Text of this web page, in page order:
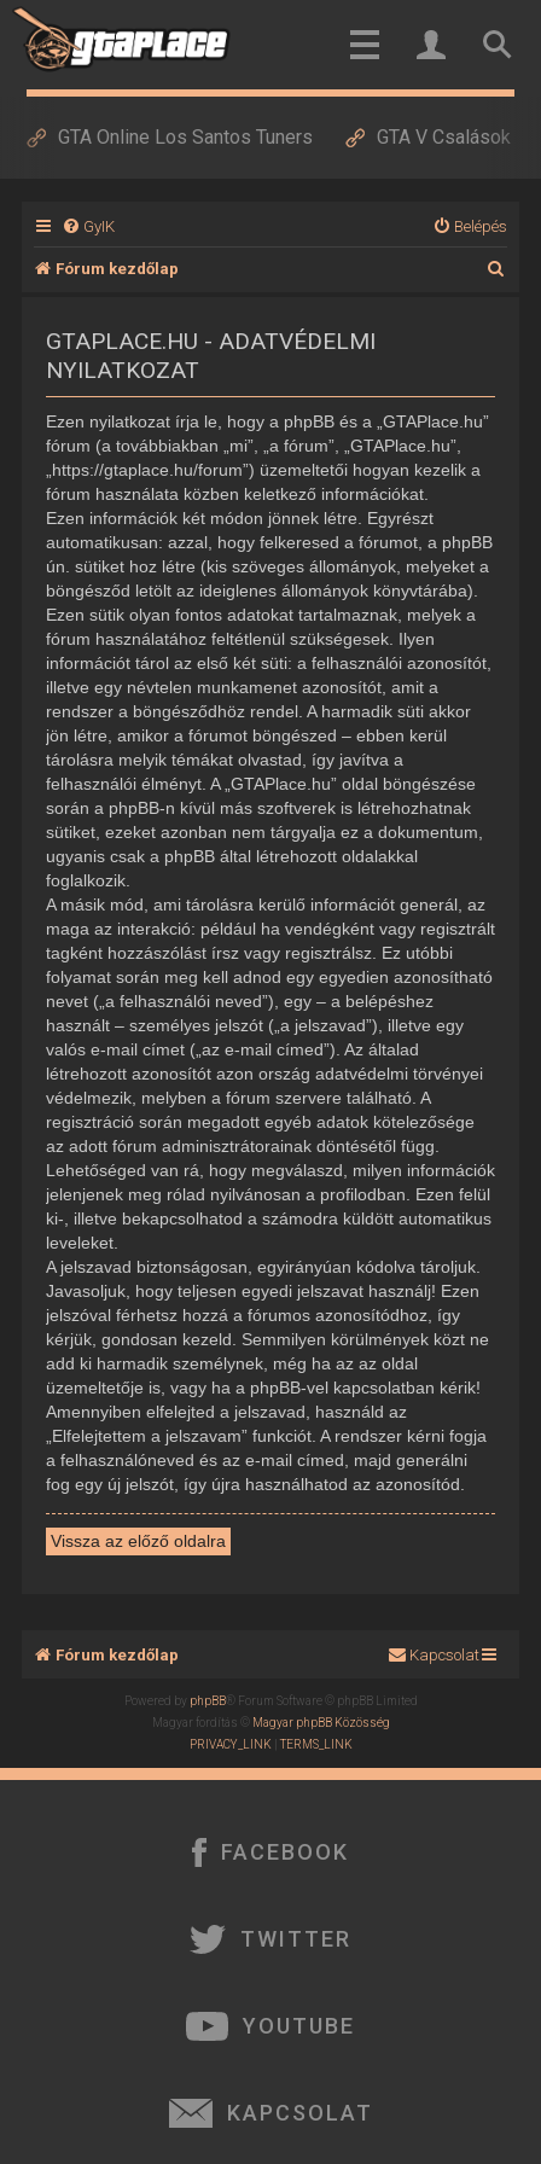
GTA Online Los Santos Tuners GTA V Csalások
GyIK Belépés
Fórum kezdőlap
GTAPLACE.HU - ADATVÉDELMI
NYILATKOZAT
Ezen nyilatkozat írja le, hogy a phpBB és a „GTAPlace.hu”
fórum (a továbbiakban „mi”, „a fórum”, „GTAPlace.hu”,
„https://gtaplace.hu/forum”) üzemeltetői hogyan kezelik a
fórum használata közben keletkező információkat.
Ezen információk két módon jönnek létre. Egyrészt
automatikusan: azzal, hogy felkeresed a fórumot, a phpBB
ún. sütiket hoz létre (kis szöveges állományok, melyeket a
böngésződ letölt az ideiglenes állományok könyvtárába).
Ezen sütik olyan fontos adatokat tartalmaznak, melyek a
fórum használatához feltétlenül szükségesek. Ilyen
információt tárol az első két süti: a felhasználói azonosítót,
illetve egy névtelen munkamenet azonosítót, amit a
rendszer a böngésződhöz rendel. A harmadik süti akkor
jön létre, amikor a fórumot böngészed – ebben kerül
tárolásra melyik témákat olvastad, így javítva a
felhasználói élményt. A „GTAPlace.hu” oldal böngészése
során a phpBB-n kívül más szoftverek is létrehozhatnak
sütiket, ezeket azonban nem tárgyalja ez a dokumentum,
ugyanis csak a phpBB által létrehozott oldalakkal
foglalkozik.
A másik mód, ami tárolásra kerülő információt generál, az
maga az interakció: például ha vendégként vagy regisztrált
tagként hozzászólást írsz vagy regisztrálsz. Ez utóbbi
folyamat során meg kell adnod egy egyedien azonosítható
nevet („a felhasználói neved”), egy – a belépéshez
használt – személyes jelszót („a jelszavad”), illetve egy
valós e-mail címet („az e-mail címed”). Az általad
létrehozott azonosítót azon ország adatvédelmi törvényei
védelmezik, melyben a fórum szervere található. A
regisztráció során megadott egyéb adatok kötelezősége
az adott fórum adminisztrátorainak döntésétől függ.
Lehetőséged van rá, hogy megválaszd, milyen információk
jelenjenek meg rólad nyilvánosan a profilodban. Ezen felül
ki-, illetve bekapcsolhatod a számodra küldött automatikus
leveleket.
A jelszavad biztonságosan, egyirányúan kódolva tároljuk.
Javasoljuk, hogy teljesen egyedi jelszavat használj! Ezen
jelszóval férhetsz hozzá a fórumos azonosítódhoz, így
kérjük, gondosan kezeld. Semmilyen körülmények közt ne
add ki harmadik személynek, még ha az az oldal
üzemeltetője is, vagy ha a phpBB-vel kapcsolatban kérik!
Amennyiben elfelejted a jelszavad, használd az
„Elfelejtettem a jelszavam” funkciót. A rendszer kérni fogja
a felhasználóneved és az e-mail címed, majd generálni
fog egy új jelszót, így újra használhatod az azonosítód.
Vissza az előző oldalra
Fórum kezdőlap Kapcsolat
Powered by phpBB® Forum Software © phpBB Limited
Magyar fordítás © Magyar phpBB Közösség
PRIVACY_LINK |TERMS_LINK
FACEBOOK
TWITTER
YOUTUBE
KAPCSOLAT